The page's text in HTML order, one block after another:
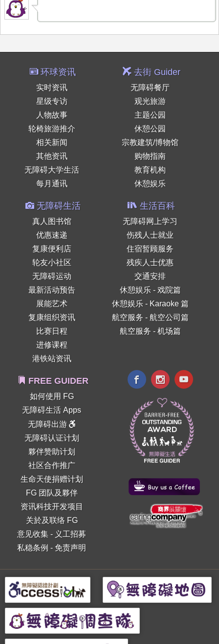
环球资讯
实时资讯
星级专访
人物故事
轮椅旅游推介
相关新闻
其他资讯
无障碍大学生活
每月通讯
去街 Guider
无障碍餐厅
观光旅游
主题公园
休憩公园
宗教建筑/博物馆
购物指南
教育机构
休憩娱乐
无障碍生活
真人图书馆
优惠速递
复康便利店
轮友小社区
无障碍运动
最新活动预告
展能艺术
复康组织资讯
比赛日程
进修课程
港铁站资讯
生活百科
无障碍网上学习
伤残人士就业
住宿暂顾服务
残疾人士优惠
交通安排
休憩娱乐 - 戏院篇
休憩娱乐 - Karaoke 篇
航空服务 - 航空公司篇
航空服务 - 机场篇
FREE GUIDER
如何使用 FG
无障碍生活 Apps
无障碍出游
无障碍认证计划
夥伴赞助计划
社区合作推广
生命天使捐赠计划
FG 团队及夥伴
资讯科技开发项目
关於及联络 FG
意见收集 - 义工招募
私稳条例 - 免责声明